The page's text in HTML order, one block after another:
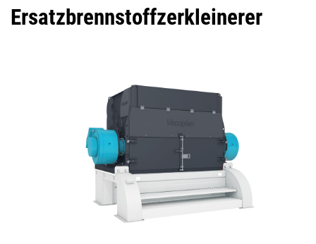
Ersatzbrennstoffzerkleinerer